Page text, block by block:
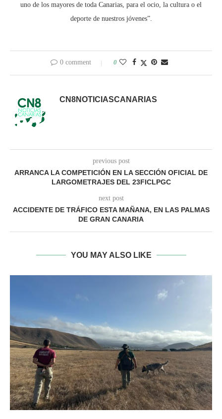
uno de los mayores de toda Canarias, para el ocio, la cultura o el
deporte de nuestros jóvenes”.
0 comment 0
CN8NOTICIASCANARIAS
previous post
ARRANCA LA COMPETICIÓN EN LA SECCIÓN OFICIAL DE
LARGOMETRAJES DEL 23FICLPGC
next post
ACCIDENTE DE TRÁFICO ESTA MAÑANA, EN LAS PALMAS
DE GRAN CANARIA
YOU MAY ALSO LIKE